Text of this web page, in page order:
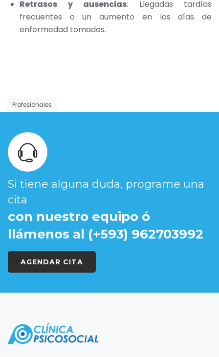
Retrasos y ausencias: Llegadas tardías
frecuentes o un aumento en los días de
enfermedad tomados.
Profesionales
Si tiene alguna duda, programe una
cita
con nuestro equipo ó
llámenos al (+593) 962703992
AGENDAR CITA